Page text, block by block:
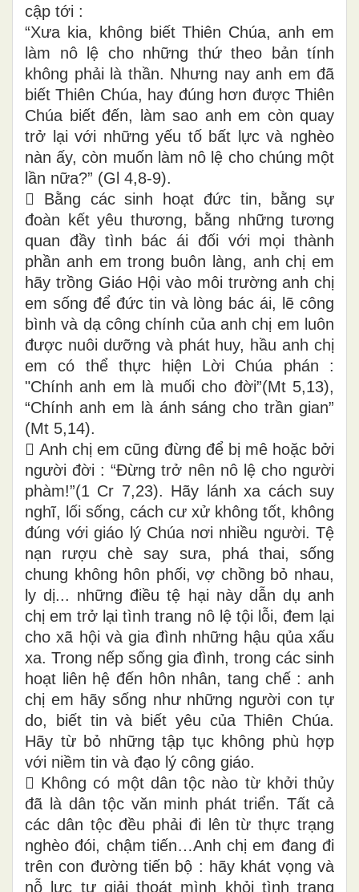
cập tới :
“Xưa kia, không biết Thiên Chúa, anh em
làm nô lệ cho những thứ theo bản tính
không phải là thần. Nhưng nay anh em đã
biết Thiên Chúa, hay đúng hơn được Thiên
Chúa biết đến, làm sao anh em còn quay
trở lại với những yếu tố bất lực và nghèo
nàn ấy, còn muốn làm nô lệ cho chúng một
lần nữa?” (Gl 4,8-9).
 Bằng các sinh hoạt đức tin, bằng sự
đoàn kết yêu thương, bằng những tương
quan đầy tình bác ái đối với mọi thành
phần anh em trong buôn làng, anh chị em
hãy trồng Giáo Hội vào môi trường anh chị
em sống để đức tin và lòng bác ái, lẽ công
bình và dạ công chính của anh chị em luôn
được nuôi dưỡng và phát huy, hầu anh chị
em có thể thực hiện Lời Chúa phán :
"Chính anh em là muối cho đời”(Mt 5,13),
“Chính anh em là ánh sáng cho trần gian”
(Mt 5,14).
 Anh chị em cũng đừng để bị mê hoặc bởi
người đời : “Đừng trở nên nô lệ cho người
phàm!”(1 Cr 7,23). Hãy lánh xa cách suy
nghĩ, lối sống, cách cư xử không tốt, không
đúng với giáo lý Chúa nơi nhiều người. Tệ
nạn rượu chè say sưa, phá thai, sống
chung không hôn phối, vợ chồng bỏ nhau,
ly dị... những điều tệ hại này dẫn dụ anh
chị em trở lại tình trang nô lệ tội lỗi, đem lại
cho xã hội và gia đình những hậu qủa xấu
xa. Trong nếp sống gia đình, trong các sinh
hoạt liên hệ đến hôn nhân, tang chế : anh
chị em hãy sống như những người con tự
do, biết tin và biết yêu của Thiên Chúa.
Hãy từ bỏ những tập tục không phù hợp
với niềm tin và đạo lý công giáo.
 Không có một dân tộc nào từ khởi thủy
đã là dân tộc văn minh phát triển. Tất cả
các dân tộc đều phải đi lên từ thực trạng
nghèo đói, chậm tiến…Anh chị em đang đi
trên con đường tiến bộ : hãy khát vọng và
nỗ lực tự giải thoát mình khỏi tình trạng